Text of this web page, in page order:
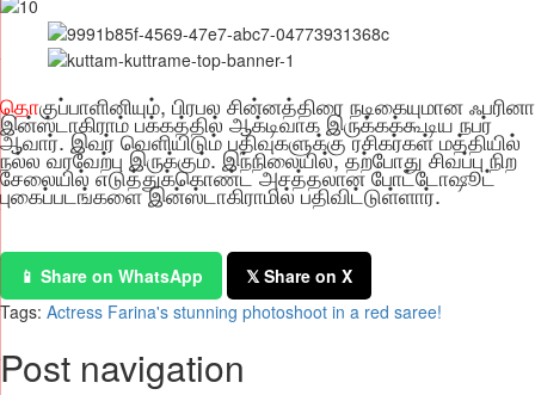
தொகுப்பாளினியும், பிரபல சின்னத்திரை நடிகையுமான ஃபரினா
இன்ஸ்டாகிராம் பக்கத்தில் ஆக்டிவாக இருக்கக்கூடிய நபர்
ஆவார். இவர் வெளியிடும் பதிவுகளுக்கு ரசிகர்கள் மத்தியில்
நல்ல வரவேற்பு இருக்கும். இந்நிலையில், தற்போது சிவப்பு நிற
சேலையில் எடுத்துக்கொண்ட அசத்தலான போட்டோஷூட்
புகைப்படங்களை இன்ஸ்டாகிராமில் பதிவிட்டுள்ளார்.
📱 Share on WhatsApp
𝕏 Share on X
Tags: Actress Farina's stunning photoshoot in a red saree!
Post navigation